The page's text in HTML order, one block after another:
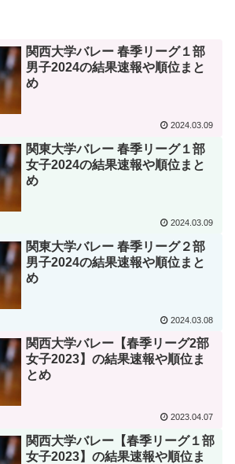
関西大学バレー 春季リーグ１部
男子2024の結果速報や順位まと
め
2024.03.09
関東大学バレー 春季リーグ１部
女子2024の結果速報や順位まと
め
2024.03.09
関東大学バレー 春季リーグ２部
男子2024の結果速報や順位まと
め
2024.03.08
関西大学バレー【春季リーグ2部
女子2023】の結果速報や順位ま
とめ
2023.04.07
関西大学バレー【春季リーグ１部
女子2023】の結果速報や順位ま